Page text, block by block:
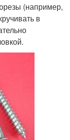
(например,
в